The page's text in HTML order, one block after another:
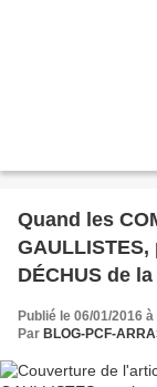
Quand les
DÉCHUS de
Publié le 06/01/2016
Par BLOG-PCF-